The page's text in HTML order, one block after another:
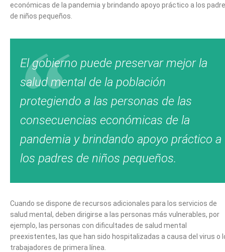
económicas de la pandemia y brindando apoyo práctico a los
de niños pequeños.
El gobierno puede preservar mejor la
salud mental de la población
protegiendo a las personas de las
consecuencias económicas de la
pandemia y brindando apoyo práctico a
los padres de niños pequeños.
Cuando se dispone de recursos adicionales para los servicios de
salud mental, deben dirigirse a las personas más vulnerables, por
ejemplo, las personas con dificultades de salud mental
preexistentes, las que han sido hospitalizadas a causa del virus o
trabajadores de primera línea.